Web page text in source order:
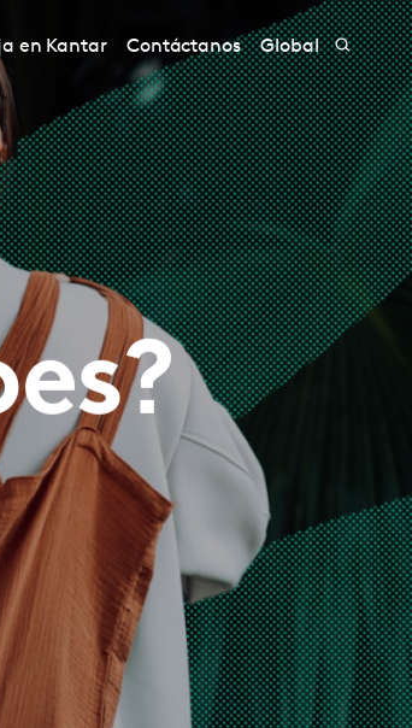
en Kantar Contáctanos Global